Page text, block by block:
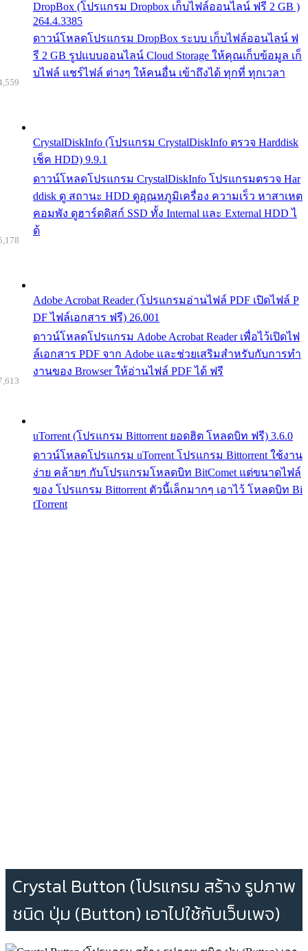
DropBox (โปรแกรม Dropbox เก็บไฟล์ออนไลน์ ฟรี 2 GB )
264.4.3385
ดาวน์โหลดโปรแกรม DropBox ระบบ เก็บไฟล์ออนไลน์ ฟ
รี 2 GB รูปแบบออนไลน์ Cloud Storage ให้คุณเก็บข้อมูล เก็
บไฟล์ แชร์ไฟล์ ต่างๆ ให้คนอื่น เข้าถึงได้ ทุกที่ ทุกเวลา
CrystalDiskInfo (โปรแกรม CrystalDiskInfo ตรวจ Harddisk
เช็ค HDD) 9.9.1
ดาวน์โหลดโปรแกรม CrystalDiskInfo โปรแกรมตรวจ Har
ddisk ดู สถานะ HDD ดูอุณหภูมิเครื่อง ความเร็ว หาสาเหต
คอมพัง ดูฮาร์ดดิสก์ SSD ทั้ง Internal และ External HDD ไ
ด้
Adobe Acrobat Reader (โปรแกรมอ่านไฟล์ PDF เปิดไฟล์ P
DF ไฟล์เอกสาร ฟรี) 26.001
ดาวน์โหลดโปรแกรม Adobe Acrobat Reader เพื่อไว้เปิดไฟ
ล์เอกสาร PDF จาก Adobe และช่วยเสริมสำหรับกับการทำ
งานของ Browser ให้อ่านไฟล์ PDF ได้ ฟรี
uTorrent (โปรแกรม Bittorrent ยอดฮิต โหลดบิท ฟรี) 3.6.0
ดาวน์โหลดโปรแกรม uTorrent โปรแกรม Bittorrent ใช้งาน
ง่าย คล้ายๆ กับโปรแกรมโหลดบิท BitComet แต่ขนาดไฟล์
ของ โปรแกรม Bittorrent ตัวนี้เล็กมากๆ เอาไว้ โหลดบิท Bi
tTorrent
Crystal Button (โปรแกรม สร้าง รูปภาพ
ชนิด ปุ่ม (Button) เอาไปใช้กับเว็บเพจ)